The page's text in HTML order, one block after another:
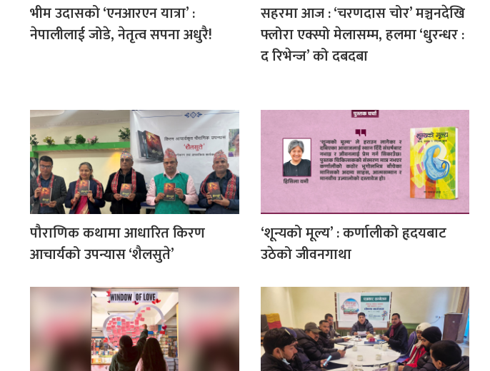
भीम उदासको ‘एनआरएन यात्रा’ :
नेपालीलाई जोडे, नेतृत्व सपना अधुरै!
सहरमा आज : ‘चरणदास चोर’ मञ्चनदेखि
फ्लोरा एक्स्पो मेलासम्म, हलमा ‘धुरन्धर :
द रिभेन्ज’ को दबदबा
पौराणिक कथामा आधारित किरण
आचार्यको उपन्यास ‘शैलसुते’
‘शून्यको मूल्य’ : कर्णालीको हृदयबाट
उठेको जीवनगाथा